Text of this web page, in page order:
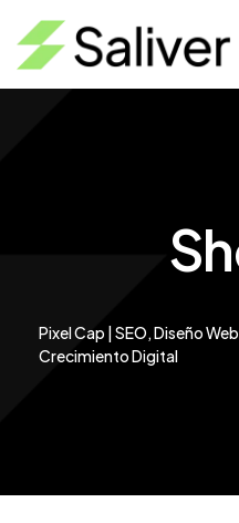
Pixel Cap | SEO, Diseño
Crecimiento Digital